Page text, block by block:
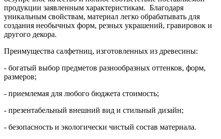
продукции заявленным характеристикам. Благодаря
уникальным свойствам, материал легко обрабатывать для
создания необычных форм, резных украшений, гравировок и
другого декора.
Преимущества салфетниц, изготовленных из древесины:
- богатый выбор предметов разнообразных оттенков, форм,
размеров;
- приемлемая для любого бюджета стоимость;
- презентабельный внешний вид и стильный дизайн;
- безопасность и экологически чистый состав материала.